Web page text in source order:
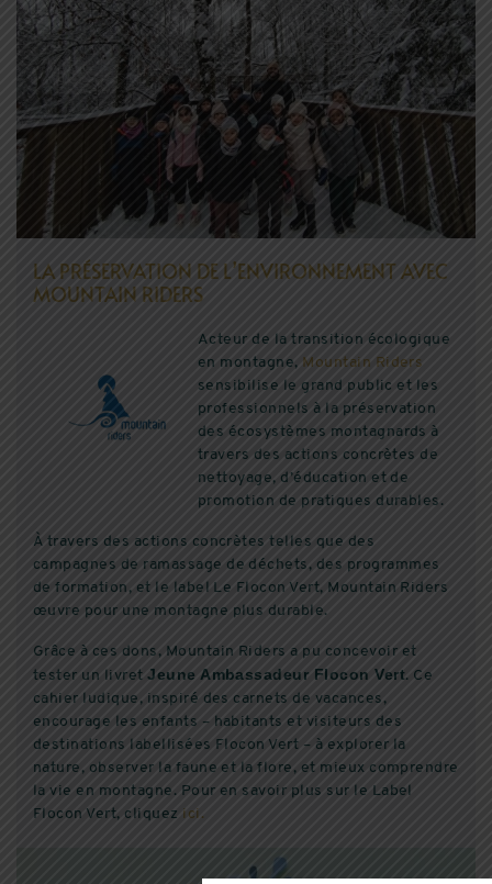
LA PRÉSERVATION DE L’ENVIRONNEMENT AVEC
MOUNTAIN RIDERS
Acteur de la transition écologique
en montagne, Mountain Riders
sensibilise le grand public et les
professionnels à la préservation
des écosystèmes montagnards à
travers des actions concrètes de
nettoyage, d’éducation et de
promotion de pratiques durables.
À travers des actions concrètes telles que des
campagnes de ramassage de déchets, des programmes
de formation, et le label Le Flocon Vert, Mountain Riders
œuvre pour une montagne plus durable.
Grâce à ces dons, Mountain Riders a pu concevoir et
tester un livretJeune Ambassadeur Flocon Vert. Ce
cahier ludique, inspiré des carnets de vacances,
encourage les enfants – habitants et visiteurs des
destinations labellisées Flocon Vert – à explorer la
nature, observer la faune et la flore, et mieux comprendre
la vie en montagne. Pour en savoir plus sur le Label
Flocon Vert, cliquez ici.